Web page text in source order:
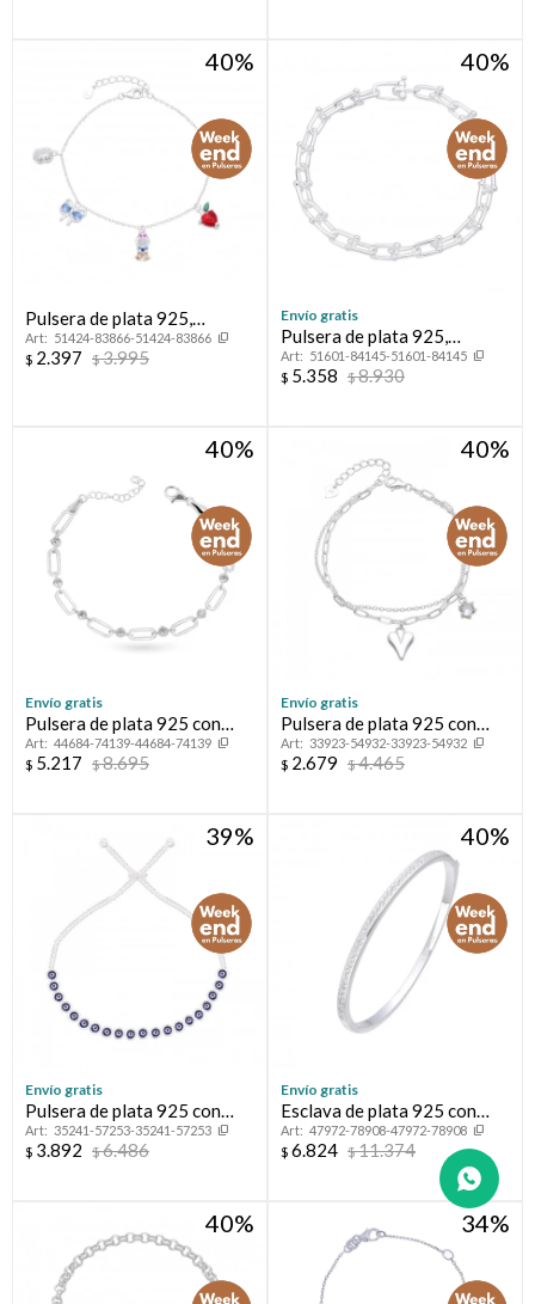
40
Pulsera de plata 925,
PRINCESAS.
51424-83866-51424-83866
$ 2.397 $3.995
40
Envío gratis
Pulsera de plata 925,
ANTONELLA.
51601-84145-51601-84145
$ 5.358 $8.930
40
Envío gratis
Pulsera de plata 925 con
circonias.
44684-74139-44684-74139
$ 5.217 $8.695
40
Envío gratis
Pulsera de plata 925 con
circonia y dije.
33923-54932-33923-54932
$ 2.679 $4.465
39
Envío gratis
Pulsera de plata 925 con
esmalte, OJO TURCO.
35241-57253-35241-57253
$ 3.892 $6.486
40
Envío gratis
Esclava de plata 925 con
circonias.
47972-78908-47972-78908
$ 6.824 $11.374
40 34